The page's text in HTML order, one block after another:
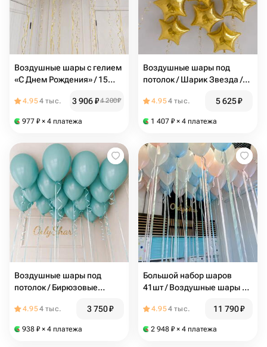
Воздушные шары с гелием
«С Днем Рождения» / 15
4.954 тыс. 3 906₽4 200₽
977 ₽ × 4 платежа
Воздушные шары под
потолок / Шарик Звезда /
N145
4.954 тыс. 5 625₽
1 407 ₽ × 4 платежа
Воздушные шары под
потолок / Бирюзовые
(Тиффани) / N144
4.954 тыс. 3 750₽
938 ₽ × 4 платежа
Большой набор шаров
41шт / Воздушные шары с
розовый шар, голубой шар,
4.954 тыс. 11 790₽
2 948 ₽ × 4 платежа